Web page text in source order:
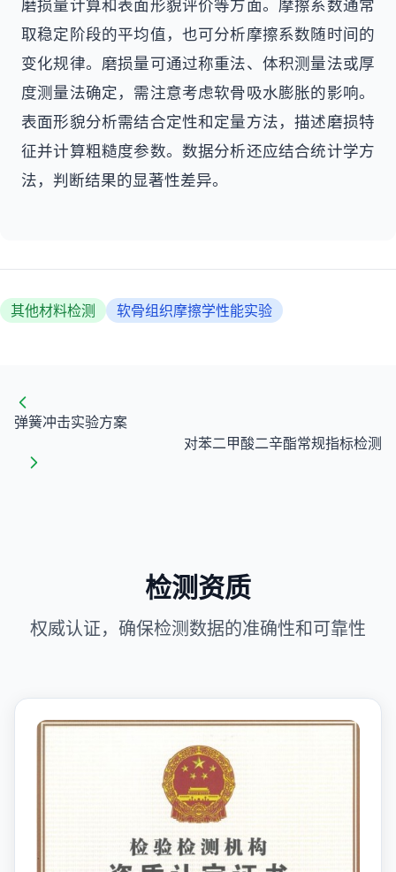
取稳定阶段的平均值，也可分析摩擦系数随时间的
变化规律。磨损量可通过称重法、体积测量法或厚
度测量法确定，需注意考虑软骨吸水膨胀的影响。
表面形貌分析需结合定性和定量方法，描述磨损特
征并计算粗糙度参数。数据分析还应结合统计学方
法，判断结果的显著性差异。
其他材料检测 软骨组织摩擦学性能实验
弹簧冲击实验方案
对苯二甲酸二辛酯常规指标检测
检测资质
权威认证，确保检测数据的准确性和可靠性